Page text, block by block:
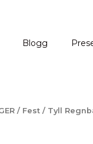
Blogg
/ Fest/ Tyll